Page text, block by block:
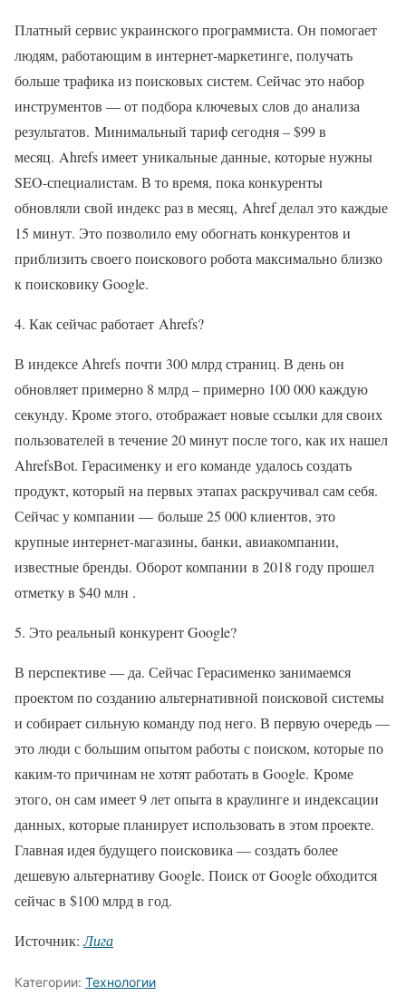
Платный сервис украинского программиста. Он помогает
людям, работающим в интернет-маркетинге, получать
больше трафика из поисковых систем. Сейчас это набор
инструментов — от подбора ключевых слов до анализа
результатов. Минимальный тариф сегодня – $99 в
месяц. Ahrefs имеет уникальные данные, которые нужны
SEO-специалистам. В то время, пока конкуренты
обновляли свой индекс раз в месяц, Ahref делал это каждые
15 минут. Это позволило ему обогнать конкурентов и
приблизить своего поискового робота максимально близко
к поисковику Google.
4. Как сейчас работает Ahrefs?
В индексе Ahrefs почти 300 млрд страниц. В день он
обновляет примерно 8 млрд – примерно 100 000 каждую
секунду. Кроме этого, отображает новые ссылки для своих
пользователей в течение 20 минут после того, как их нашел
AhrefsBot. Герасименку и его команде удалось создать
продукт, который на первых этапах раскручивал сам себя.
Сейчас у компании — больше 25 000 клиентов, это
крупные интернет-магазины, банки, авиакомпании,
известные бренды. Оборот компании в 2018 году прошел
отметку в $40 млн .
5. Это реальный конкурент Google?
В перспективе — да. Сейчас Герасименко занимаемся
проектом по созданию альтернативной поисковой системы
и собирает сильную команду под него. В первую очередь —
это люди с большим опытом работы с поиском, которые по
каким-то причинам не хотят работать в Google. Кроме
этого, он сам имеет 9 лет опыта в краулинге и индексации
данных, которые планирует использовать в этом проекте.
Главная идея будущего поисковика — создать более
дешевую альтернативу Google. Поиск от Google обходится
сейчас в $100 млрд в год.
Источник:Лига
Категории: Технологии